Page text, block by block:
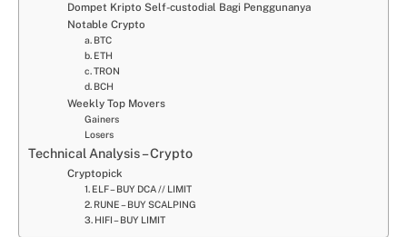
Dompet Kripto Self-custodial Bagi Penggunanya
Notable Crypto
a. BTC
b. ETH
c. TRON
d. BCH
Weekly Top Movers
Gainers
Losers
Technical Analysis – Crypto
Cryptopick
1. ELF – BUY DCA // LIMIT
2. RUNE – BUY SCALPING
3. HIFI – BUY LIMIT